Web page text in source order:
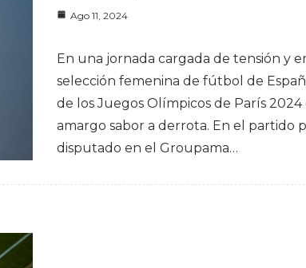
Ago 11, 2024
En una jornada cargada de tensión y
selección femenina de fútbol de
de los Juegos Olímpicos de París
amargo sabor a derrota. En el partido
disputado en el Groupama…